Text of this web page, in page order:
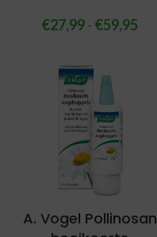
€27,99- €59,95
A. Vogel Pollinosan